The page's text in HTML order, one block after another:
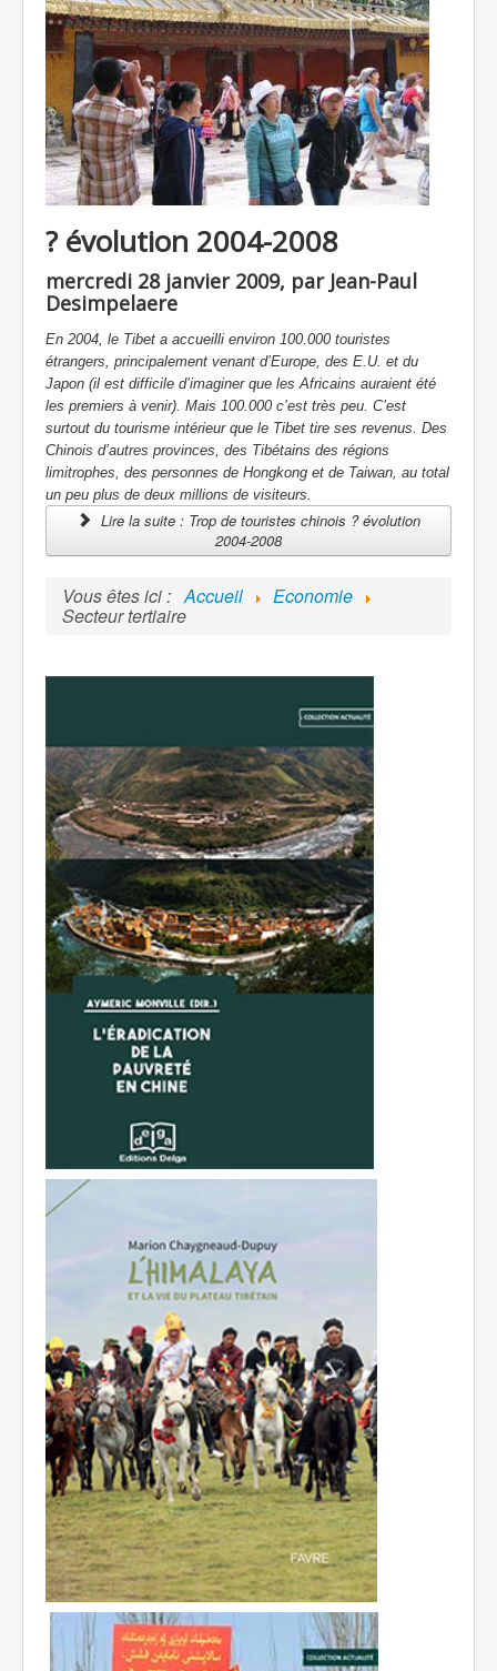
? évolution 2004-2008
mercredi 28 janvier 2009, par Jean-Paul
Desimpelaere
En 2004, le Tibet a accueilli environ 100.000 touristes
étrangers, principalement venant d’Europe, des E.U. et du
Japon (il est difficile d’imaginer que les Africains auraient été
les premiers à venir). Mais 100.000 c’est très peu. C’est
surtout du tourisme intérieur que le Tibet tire ses revenus. Des
Chinois d’autres provinces, des Tibétains des régions
limitrophes, des personnes de Hongkong et de Taiwan, au total
un peu plus de deux millions de visiteurs.
Lire la suite : Trop de touristes chinois ? évolution
2004-2008
Vous êtes ici : Accueil Economie
Secteur tertiaire